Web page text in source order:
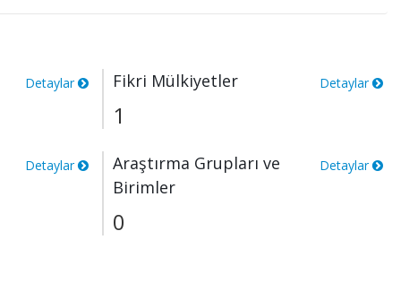
Detaylar Fikri Mülkiyetler Detaylar
1
Detaylar
Araştırma Grupları ve
Birimler
Detaylar
0